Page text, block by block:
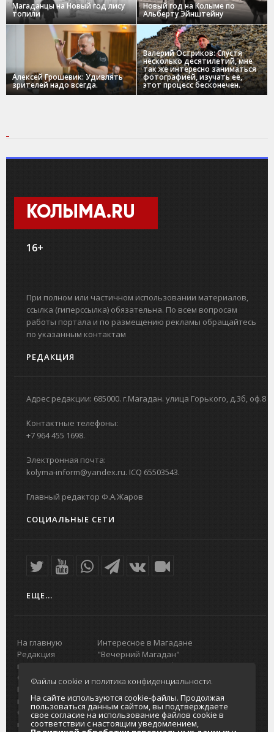
Магаданцы на Новый год лису
топили
Новый год на Колыме по
Альберту Эйнштейну
Алексей Грошевик: Удивлять
зрителей надо всегда.
Валерий Остриков: Спустя
несколько десятилетий, мне
так же интересно заниматься
фотографией, изучать ее,
этот процесс бесконечен.
КОЛЫМА.RU
16+
При полном или частичном использовании материалов,
ссылка (гиперссылка) обязательна. По всем вопросам
работы портала и по размещению рекламы обращайтесь
по указанным контактам
РЕДАКЦИЯ
Адрес редакции: 685000. г.Магадан. улица Горького, д.3б, оф.8
Контактные телефоны:
+7 964 455 1698.
Электронная почта:
kolyma-inform@yandex.ru. ICQ 65503543.
Главный редактор Ф.А.Жаров
СОЦИАЛЬНЫЕ СЕТИ
ЕЩЕ...
На главную
Редакция
портала
О проекте
Реклама на
портале
Отзывы и
предложения
Интересное в Магадане
"Вечерний Магадан"
Городская доска объявлений
Реклама
Главный туристический портал
Колымы
Политика в отношении обработки
персональных данных
Файлы cookie и политика конфиденциальности.
На сайте используются cookie-файлы. Продолжая
пользоваться данным сайтом, вы подтверждаете
свое согласие на использование файлов cookie в
соответствии с настоящим уведомлением,